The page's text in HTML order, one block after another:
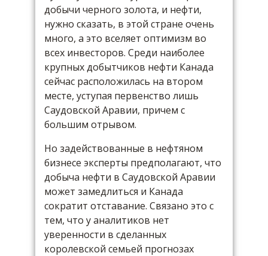
добычи черного золота, и нефти,
нужно сказать, в этой стране очень
много, а это вселяет оптимизм во
всех инвесторов. Среди наиболее
крупных добытчиков нефти Канада
сейчас расположилась на втором
месте, уступая первенство лишь
Саудовской Аравии, причем с
большим отрывом.
Но задействованные в нефтяном
бизнесе эксперты предполагают, что
добыча нефти в Саудовской Аравии
может замедлиться и Канада
сократит отставание. Связано это с
тем, что у аналитиков нет
уверенности в сделанных
королевской семьей прогнозах